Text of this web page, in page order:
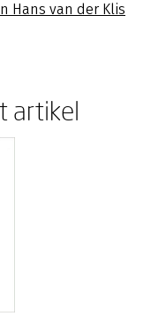
Hans van der Klis
artikel